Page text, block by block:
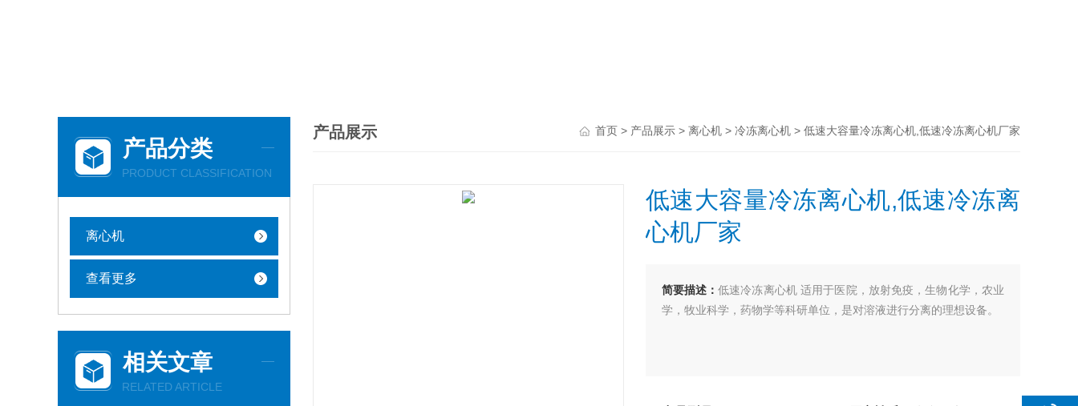
产品分类
PRODUCT CLASSIFICATION
离心机
查看更多
相关文章
RELATED ARTICLE
产品展示 首页 > 产品展示 > 离心机 > 冷冻离心机 > 低速大容量冷冻离心机,低速冷冻离心机厂家
低速大容量冷冻离心机,低速冷冻离
心机厂家
简要描述：低速冷冻离心机 适用于医院，放射免疫，生物化学，农业
学，牧业科学，药物学等科研单位，是对溶液进行分离的理想设备。